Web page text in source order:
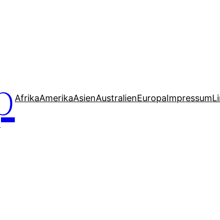
AfrikaAmerikaAsienAustralienEuropaImpressum